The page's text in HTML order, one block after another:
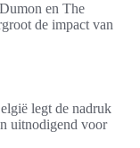
en The
de impact van
legt de nadruk
uitnodigend voor